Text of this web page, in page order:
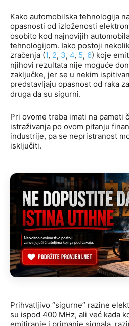
Kako automobilska tehnologija
opasnosti od izloženosti
osobito kod najnovijih
tehnologijom. Iako postoji
zračenja (1, 2, 3, 4, 5, 6) koje
njihovi rezultata nije moguće
zaključke, jer se u nekim
predstavljaju opasnost od raka
druga da su sigurni.
Pri ovome treba imati na pameti
istraživanja po ovom pitanju
industrije, pa se nepristranost
isključiti.
Prihvatljivo “sigurne” razine
su ispod 400 MHz, ali već kada